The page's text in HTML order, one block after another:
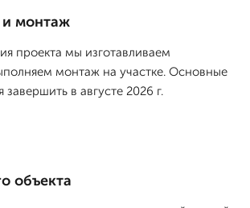
и монтаж
проекта мы изготавливаем
монтаж на участке. Основные
в августе 2026 г.
объекта